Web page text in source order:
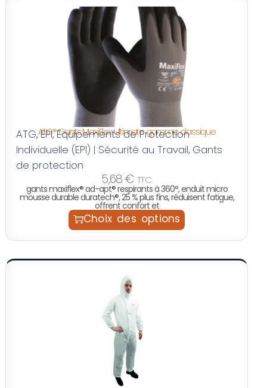
ATG® Gants MaxiFlex Ultimate gamme classique
ATG,EPI,Équipements de Protection
Individuelle (EPI) | Sécurité au Travail, Gants
de protection
5,68€ TTC
gants maxiflex® ad-apt® respirants à 360°, enduit micro
mousse durable duratech®, 25 % plus fins, réduisent fatigue,
offrent confort et
Choix des options